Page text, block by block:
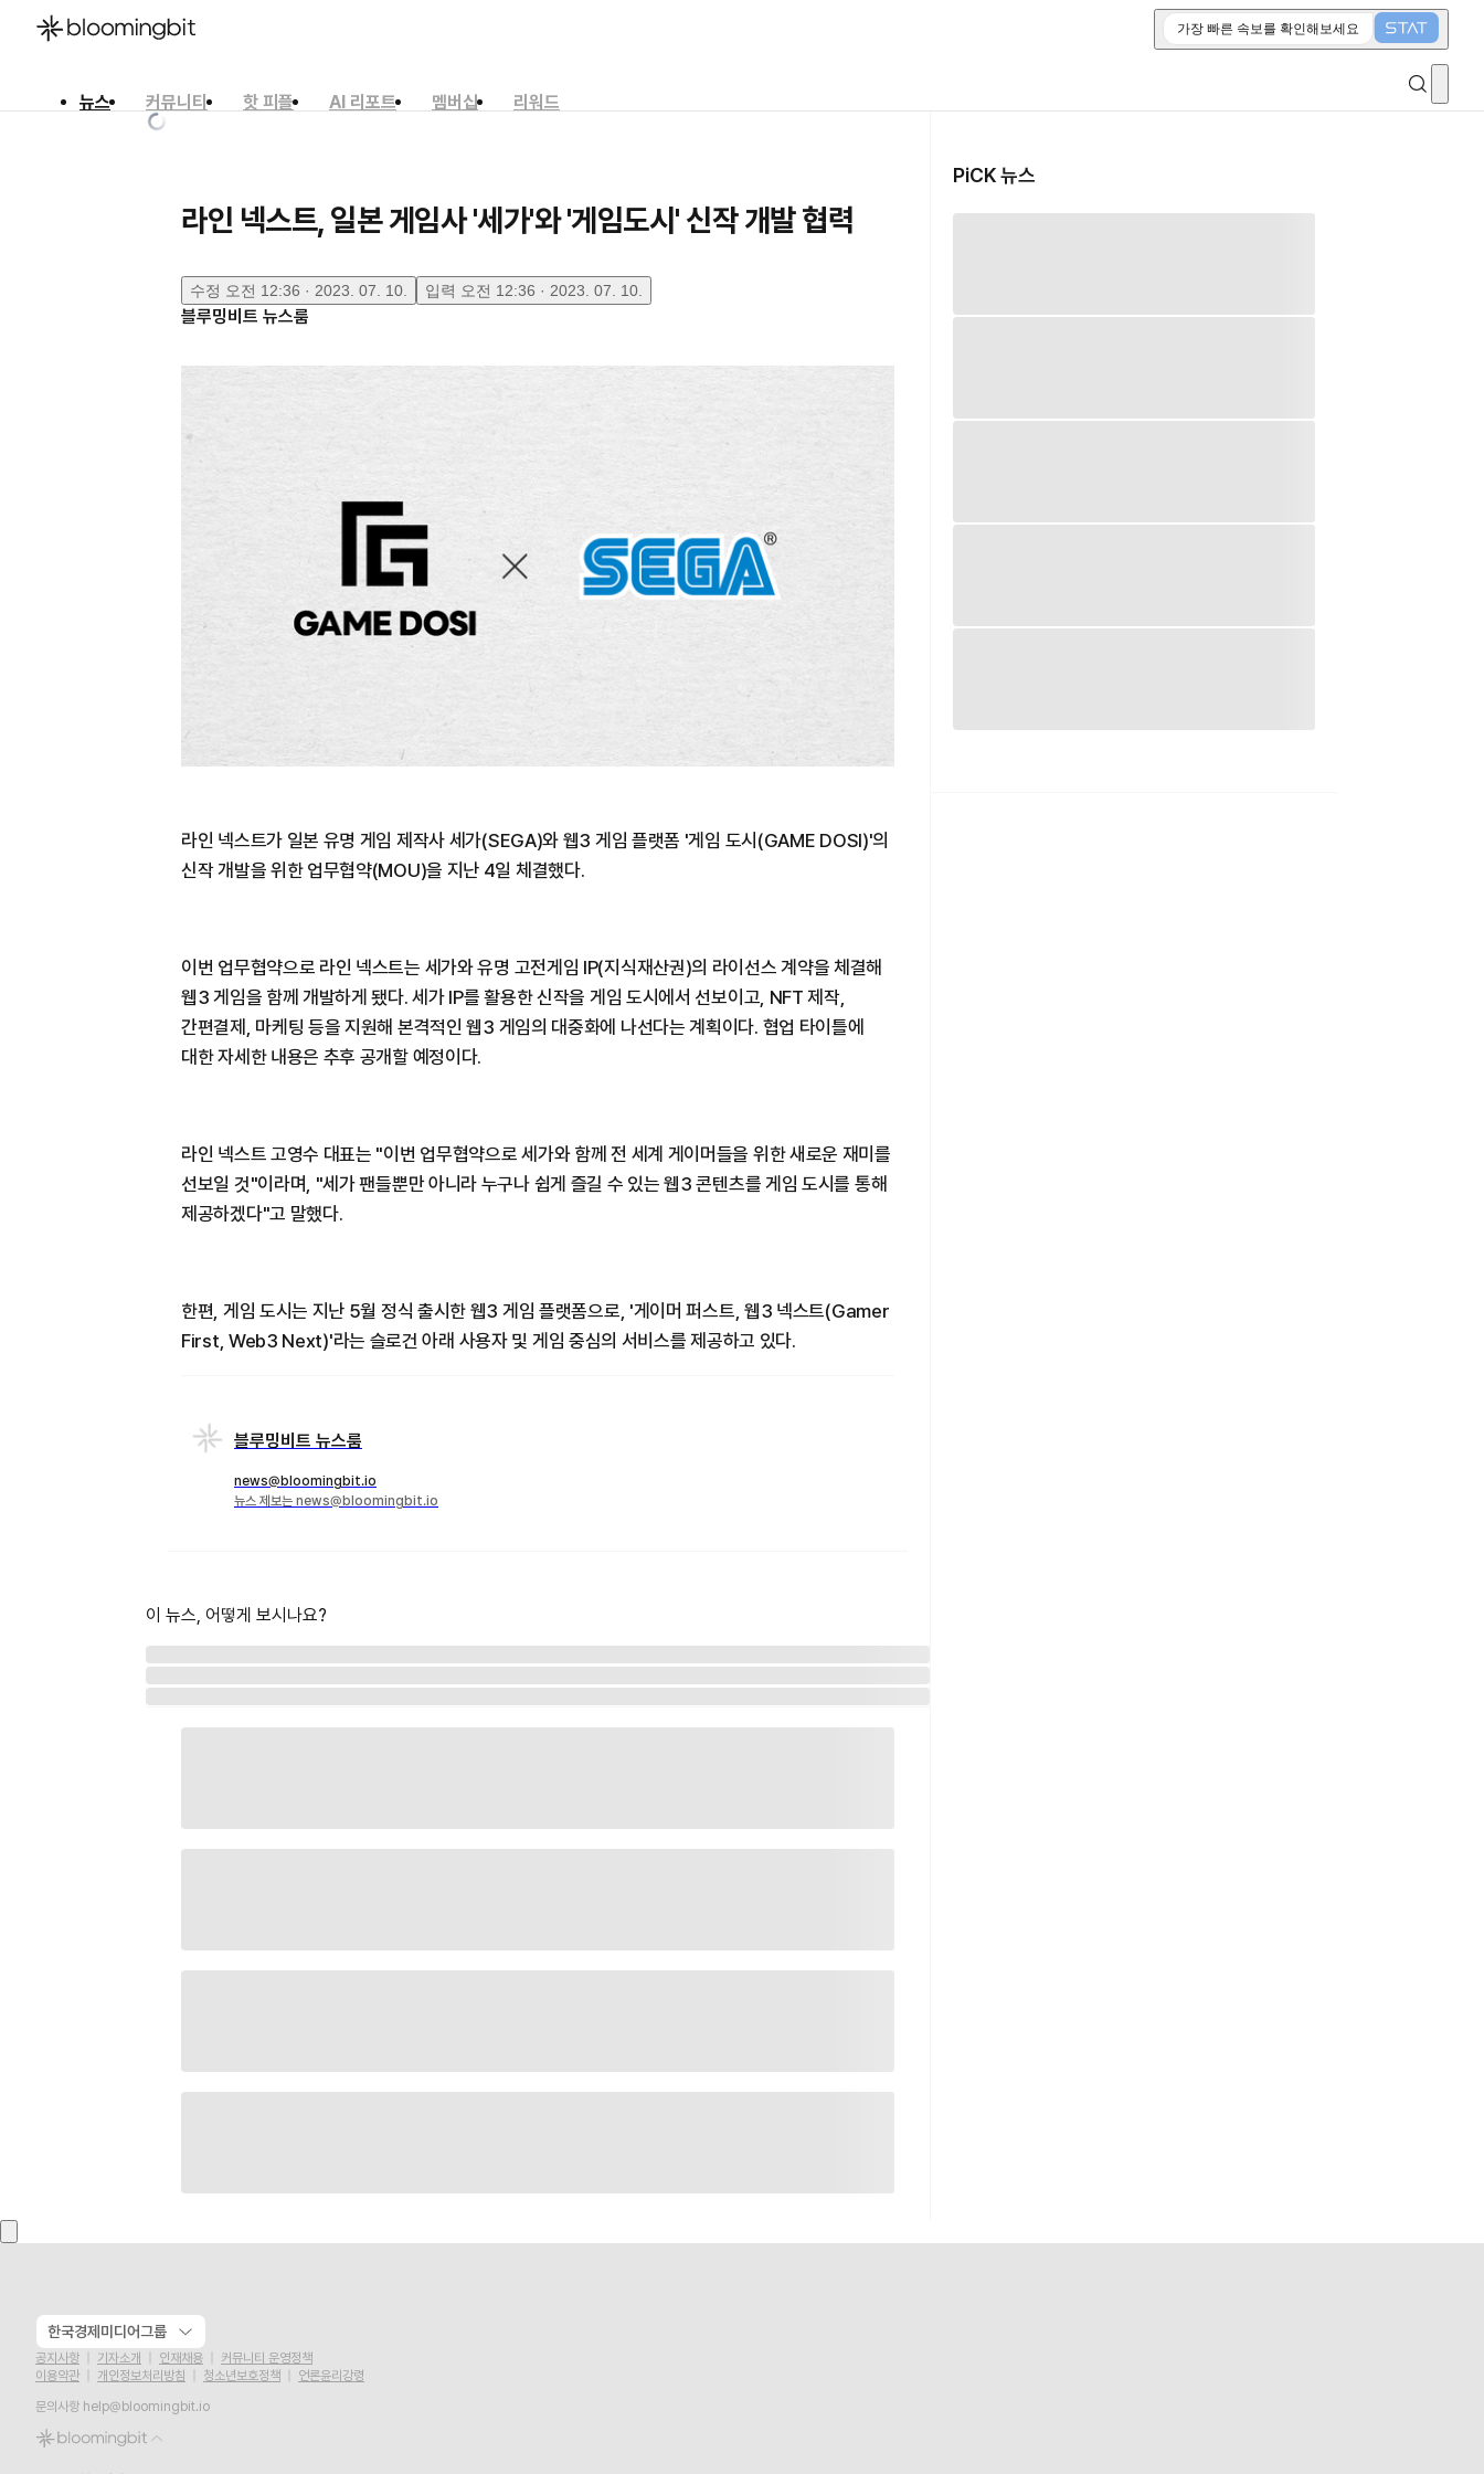
가장 빠른 속보를 확인해보세요
뉴스 커뮤니티 핫 피플 AI 리포트 멤버십
리워드
라인 넥스트, 일본 게임사 '세가'와 '게임도시' 신작 개발 협력
수정 오전 12:36 · 2023. 07. 10. 입력 오전 12:36 · 2023. 07. 10.
블루밍비트 뉴스룸
라인 넥스트가 일본 유명 게임 제작사 세가(SEGA)와 웹3 게임 플랫폼 '게임 도시(GAME DOSI)'의
신작 개발을 위한 업무협약(MOU)을 지난 4일 체결했다.
이번 업무협약으로 라인 넥스트는 세가와 유명 고전게임 IP(지식재산권)의 라이선스 계약을 체결해
웹3 게임을 함께 개발하게 됐다. 세가 IP를 활용한 신작을 게임 도시에서 선보이고, NFT 제작,
간편결제, 마케팅 등을 지원해 본격적인 웹3 게임의 대중화에 나선다는 계획이다. 협업 타이틀에
대한 자세한 내용은 추후 공개할 예정이다.
라인 넥스트 고영수 대표는 "이번 업무협약으로 세가와 함께 전 세계 게이머들을 위한 새로운 재미를
선보일 것"이라며, "세가 팬들뿐만 아니라 누구나 쉽게 즐길 수 있는 웹3 콘텐츠를 게임 도시를 통해
제공하겠다"고 말했다.
한편, 게임 도시는 지난 5월 정식 출시한 웹3 게임 플랫폼으로, '게이머 퍼스트, 웹3 넥스트(Gamer
First, Web3 Next)'라는 슬로건 아래 사용자 및 게임 중심의 서비스를 제공하고 있다.
블루밍비트 뉴스룸
news@bloomingbit.io
뉴스 제보는 news@bloomingbit.io
이 뉴스, 어떻게 보시나요?
PiCK 뉴스
한국경제미디어그룹
공지사항 기자소개 인재채용
커뮤니티 운영정책
이용약관
개인정보처리방침 청소년보호정책
언론윤리강령
문의사항 help@bloomingbit.io